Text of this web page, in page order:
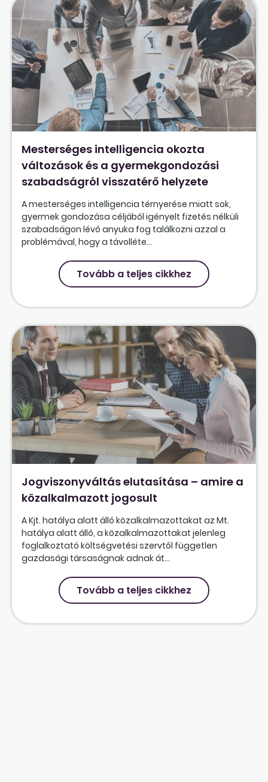
Mesterséges intelligencia okozta
változások és a gyermekgondozási
szabadságról visszatérő helyzete
A mesterséges intelligencia térnyerése miatt sok,
gyermek gondozása céljából igényelt fizetés nélküli
szabadságon lévő anyuka fog találkozni azzal a
problémával, hogy a távolléte...
Tovább a teljes cikkhez
Jogviszonyváltás elutasítása – amire a
közalkalmazott jogosult
A Kjt. hatálya alatt álló közalkalmazottakat az Mt.
hatálya alatt álló, a közalkalmazottakat jelenleg
foglalkoztató költségvetési szervtől független
gazdasági társaságnak adnak át...
Tovább a teljes cikkhez